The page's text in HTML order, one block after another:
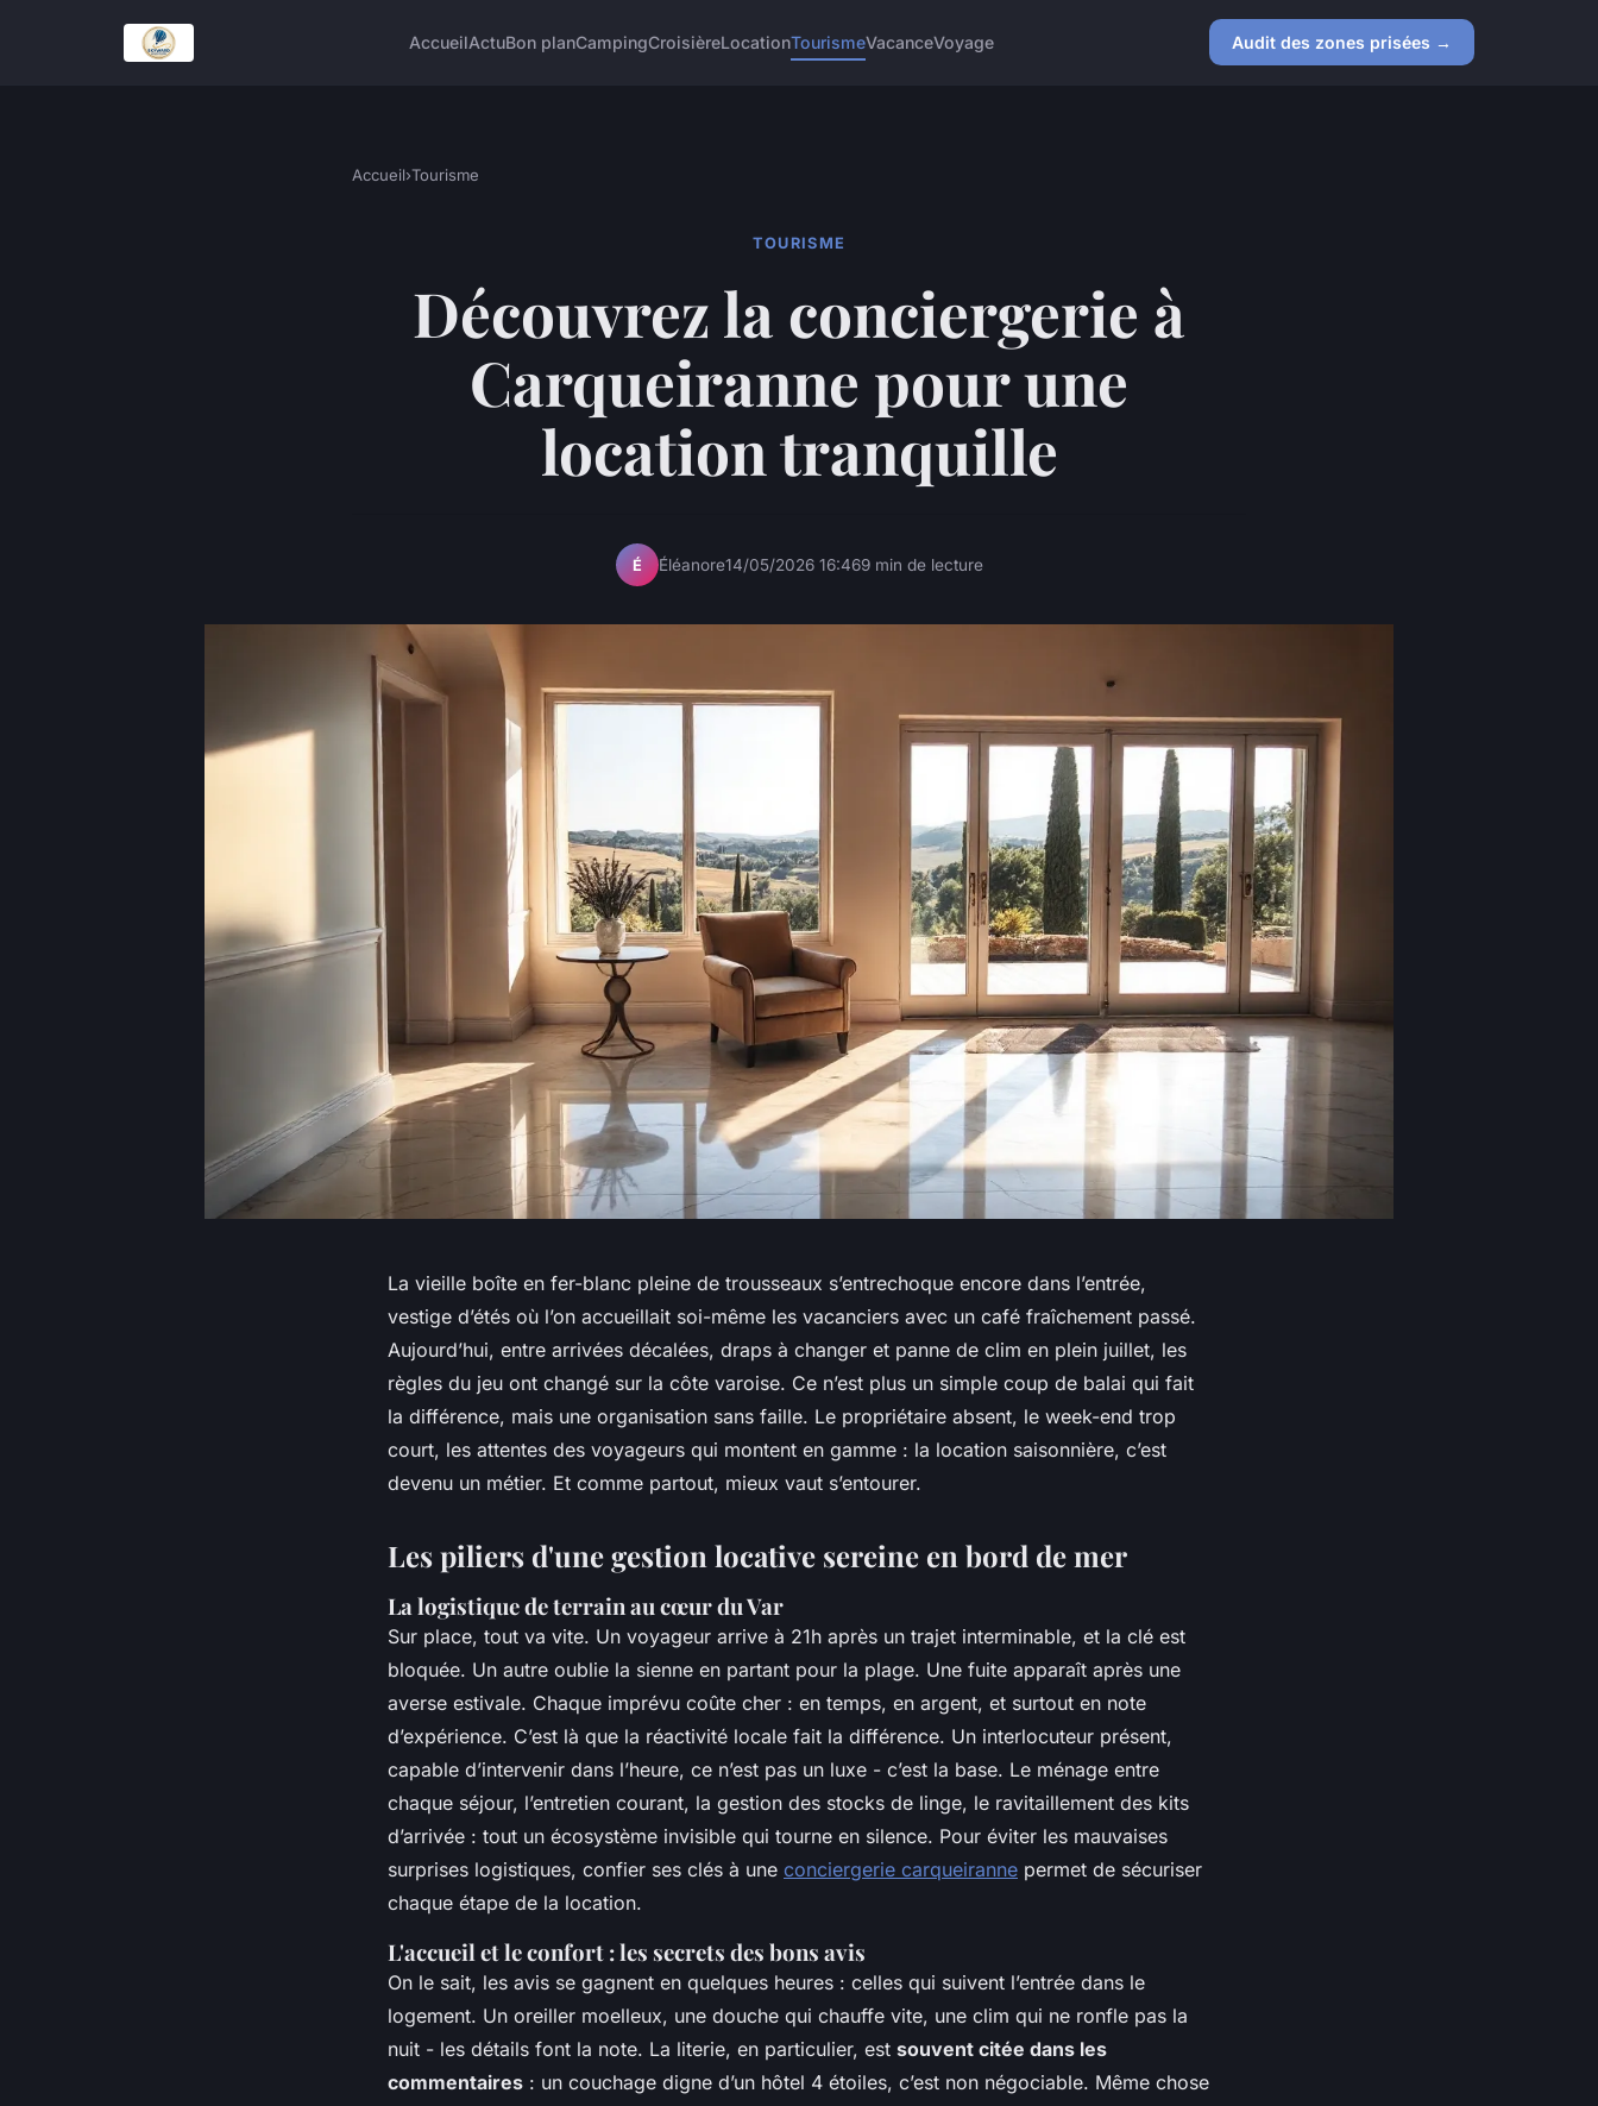
AccueilActuBon planCampingCroisièreLocationTourismeVacanceVoyage Audit des zones prisées →
Accueil›Tourisme
TOURISME
Découvrez la conciergerie à
Carqueiranne pour une
location tranquille
É Éléanore14/05/2026 16:469 min de lecture
La vieille boîte en fer-blanc pleine de trousseaux s’entrechoque encore dans l’entrée,
vestige d’étés où l’on accueillait soi-même les vacanciers avec un café fraîchement passé.
Aujourd’hui, entre arrivées décalées, draps à changer et panne de clim en plein juillet, les
règles du jeu ont changé sur la côte varoise. Ce n’est plus un simple coup de balai qui fait
la différence, mais une organisation sans faille. Le propriétaire absent, le week-end trop
court, les attentes des voyageurs qui montent en gamme : la location saisonnière, c’est
devenu un métier. Et comme partout, mieux vaut s’entourer.
Les piliers d'une gestion locative sereine en bord de mer
La logistique de terrain au cœur du Var
Sur place, tout va vite. Un voyageur arrive à 21h après un trajet interminable, et la clé est
bloquée. Un autre oublie la sienne en partant pour la plage. Une fuite apparaît après une
averse estivale. Chaque imprévu coûte cher : en temps, en argent, et surtout en note
d’expérience. C’est là que la réactivité locale fait la différence. Un interlocuteur présent,
capable d’intervenir dans l’heure, ce n’est pas un luxe - c’est la base. Le ménage entre
chaque séjour, l’entretien courant, la gestion des stocks de linge, le ravitaillement des kits
d’arrivée : tout un écosystème invisible qui tourne en silence. Pour éviter les mauvaises
surprises logistiques, confier ses clés à une conciergerie carqueiranne permet de sécuriser
chaque étape de la location.
L'accueil et le confort : les secrets des bons avis
On le sait, les avis se gagnent en quelques heures : celles qui suivent l’entrée dans le
logement. Un oreiller moelleux, une douche qui chauffe vite, une clim qui ne ronfle pas la
nuit - les détails font la note. La literie, en particulier, est souvent citée dans les
commentaires : un couchage digne d’un hôtel 4 étoiles, c’est non négociable. Même chose